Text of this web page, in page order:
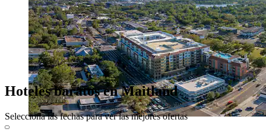
Hoteles baratos en Maitland
Selecciona las fechas para ver las mejores ofertas